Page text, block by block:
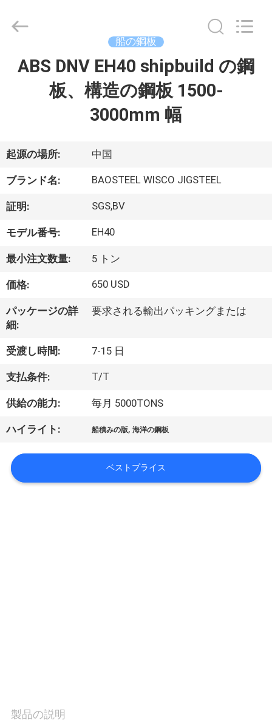
ダ
ク
ト
私
に
つ
い
て
工
場
旅
行
連
JIANGSU
LIMITED.
船の鋼板
ABS DNV EH40 shipbuild の鋼
板、構造の鋼板 1500-
3000mm 幅
起源の場所: 中国
ブランド名: BAOSTEEL WISCO JIGSTEEL
証明: SGS,BV
モデル番号: EH40
最小注文数量: 5 トン
価格: 650 USD
パッケージの詳
細:
要求される輸出パッキングまたは
受渡し時間: 7-15 日
支払条件: T/T
供給の能力: 毎月 5000TONS
ハイライト: 船積みの版,海洋の鋼板
ベストプライス
製品の説明